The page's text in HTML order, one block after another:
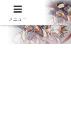
メニュー